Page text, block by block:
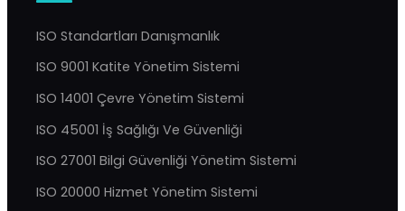
ISO Standartları Danışmanlık
ISO 9001 Katite Yönetim Sistemi
ISO 14001 Çevre Yönetim Sistemi
ISO 45001 İş Sağlığı Ve Güvenliği
ISO 27001 Bilgi Güvenliği Yönetim Sistemi
ISO 20000 Hizmet Yönetim Sistemi